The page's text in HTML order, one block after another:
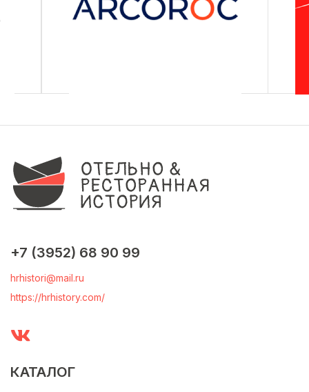
+7 (3952) 68 90 99
hrhistori@mail.ru
https://hrhistory.com/
КАТАЛОГ